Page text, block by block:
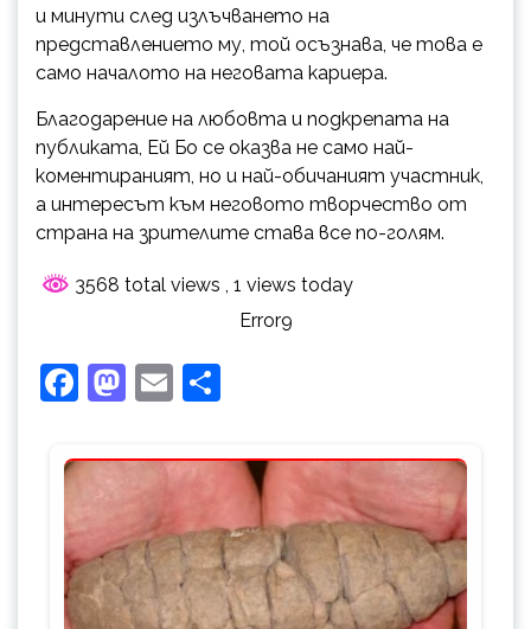
и минути след излъчването на
представлението му, той осъзнава, че това е
само началото на неговата кариера.
Благодарение на любовта и подкрепата на
публиката, Ей Бо се оказва не само най-
коментираният, но и най-обичаният участник,
а интересът към неговото творчество от
страна на зрителите става все по-голям.
3568 total views
, 1 views today
Error9
Facebook
Mastodon
Email